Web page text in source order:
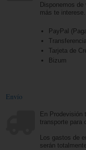
Disponemos
más te interese.
PayPal
Tarjeta de
Bizum
Envío
En Prodevisión
transporte para
Los gastos de
serán